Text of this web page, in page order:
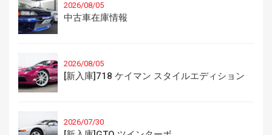
2026/08/05
中古車在庫情報
2026/08/05
[新入庫]718 ケイマン スタイルエディション
2026/07/30